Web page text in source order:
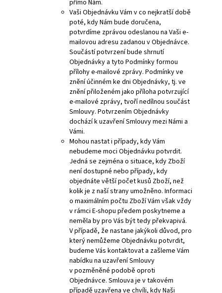
přímo Nám.
Vaši Objednávku Vám v co nejkratší době
poté, kdy Nám bude doručena,
potvrdíme zprávou odeslanou na Vaši e-
mailovou adresu zadanou v Objednávce.
Součástí potvrzení bude shrnutí
Objednávky a tyto Podmínky formou
přílohy e-mailové zprávy. Podmínky ve
znění účinném ke dni Objednávky, tj. ve
znění přiloženém jako příloha potvrzující
e-mailové zprávy, tvoří nedílnou součást
Smlouvy. Potvrzením Objednávky
dochází k uzavření Smlouvy mezi Námi a
Vámi.
Mohou nastat i případy, kdy Vám
nebudeme moci Objednávku potvrdit.
Jedná se zejména o situace, kdy Zboží
není dostupné nebo případy, kdy
objednáte větší počet kusů Zboží, než
kolik je z naší strany umožněno. Informaci
o maximálním počtu Zboží Vám však vždy
v rámci E-shopu předem poskytneme a
neměla by pro Vás být tedy překvapivá.
V případě, že nastane jakýkoli důvod, pro
který nemůžeme Objednávku potvrdit,
budeme Vás kontaktovat a zašleme Vám
nabídku na uzavření Smlouvy
v pozměněné podobě oproti
Objednávce. Smlouva je v takovém
případě uzavřena ve chvíli, kdy Naši